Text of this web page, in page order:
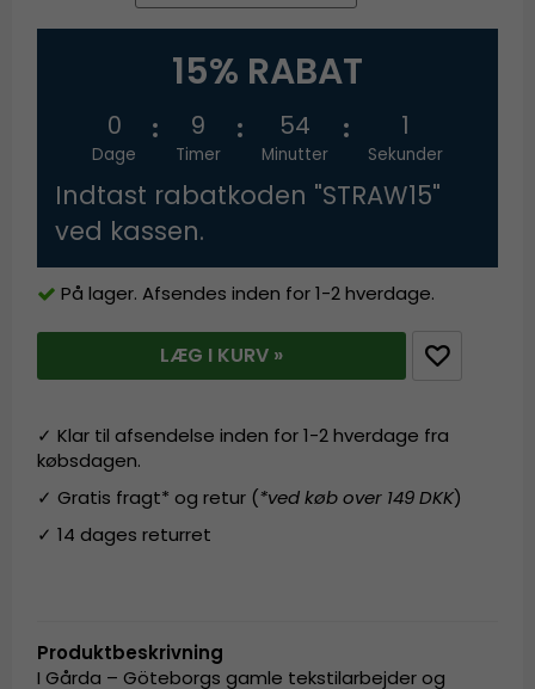
15% RABAT
0
Dage
9
Timer
54
Minutter
1
Sekunder
Indtast rabatkoden "STRAW15"
ved kassen.
På lager. Afsendes inden for 1-2 hverdage.
LÆG I KURV »
✓ Klar til afsendelse inden for 1-2 hverdage fra
købsdagen.
✓ Gratis fragt* og retur (*ved køb over 149 DKK)
✓ 14 dages returret
Produktbeskrivning
I Gårda – Göteborgs gamle tekstilarbejder og